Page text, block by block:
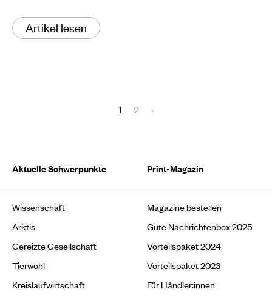
Artikel lesen
1 2 ›
Aktuelle Schwerpunkte
Wissenschaft
Arktis
Gereizte Gesellschaft
Tierwohl
Kreislaufwirtschaft
Print-Magazin
Magazine bestellen
Gute Nachrichtenbox 2025
Vorteilspaket 2024
Vorteilspaket 2023
Für Händler:innen